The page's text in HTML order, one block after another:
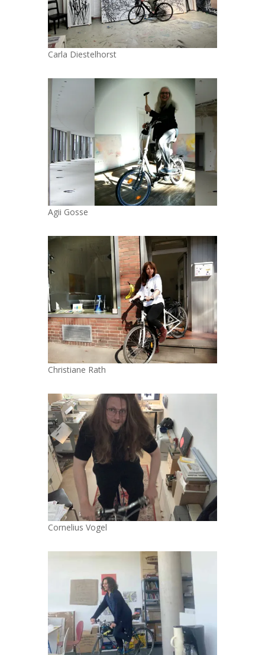
Carla Diestelhorst
Agii Gosse
Christiane Rath
Cornelius Vogel